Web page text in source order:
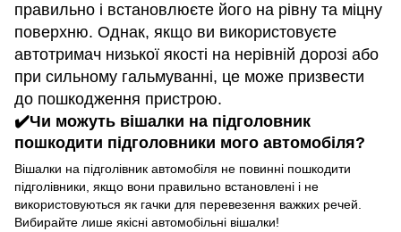
правильно і встановлюєте його на рівну та міцну
поверхню. Однак, якщо ви використовуєте
автотримач низької якості на нерівній дорозі або
при сильному гальмуванні, це може призвести
до пошкодження пристрою.
✔️Чи можуть вішалки на підголовник
пошкодити підголовники мого автомобіля?
Вішалки на підголівник автомобіля не повинні пошкодити
підголівники, якщо вони правильно встановлені і не
використовуються як гачки для перевезення важких речей.
Вибирайте лише якісні автомобільні вішалки!